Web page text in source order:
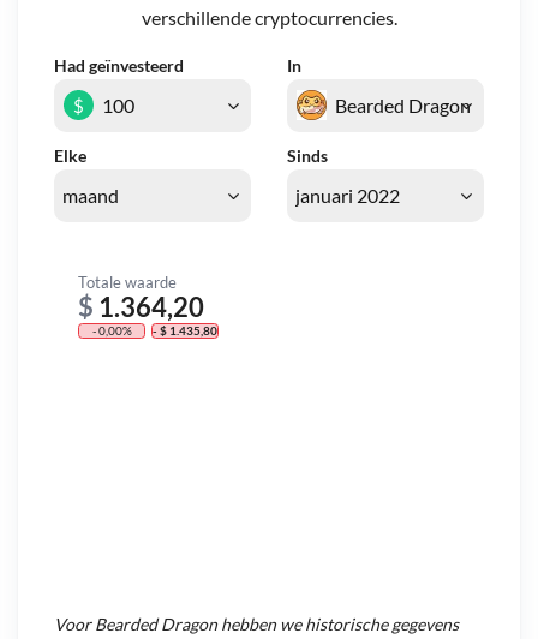
verschillende cryptocurrencies.
Had geïnvesteerd In
Elke Sinds
$
Totale waarde
$ 1.364,20
- 0,00% - $ 1.435,80
VoorBearded Dragonhebben we historische gegevens